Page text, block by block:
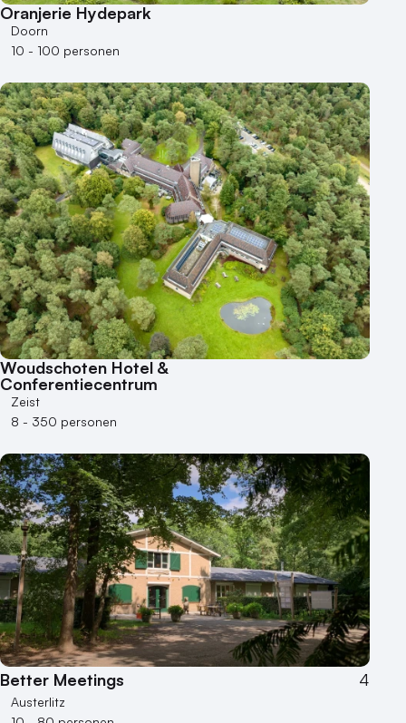
Buitenlocatie
Duurzame locatie
Heisessie
Hotel
Hybride events
Industriële locatie
Kasteel en landgoed
Kleine / intieme locatie
Locaties aan zee
Museum
Theater
Varende locatie
Oranjerie Hydepark
Doorn
10 - 100 personen
Woudschoten Hotel &
Conferentiecentrum
Zeist
8 - 350 personen
Better Meetings 4
Austerlitz